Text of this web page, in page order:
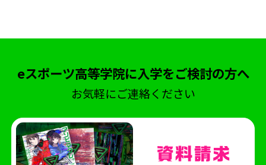
ハカタeスタジアム
eスポーツ高等学院熊本校
eスポーツ高等学院博多校
横浜市
部活動
地理ゲーム部
オープンスクール
eFootball
呂布カルマ
eスポーツ高等学院に入学をご検討の方へ
お気軽にご連絡ください